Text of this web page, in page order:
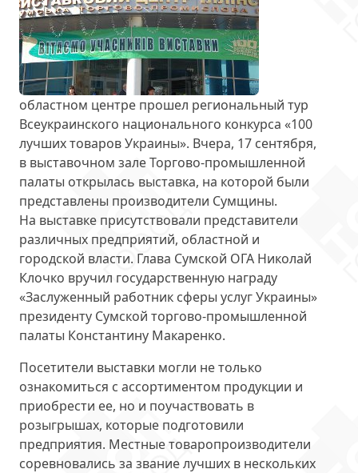
областном центре прошел региональный тур
Всеукраинского национального конкурса «100
лучших товаров Украины». Вчера, 17 сентября,
в выставочном зале Торгово-промышленной
палаты открылась выставка, на которой были
представлены производители Сумщины.
На выставке присутствовали представители
различных предприятий, областной и
городской власти. Глава Сумской ОГА Николай
Клочко вручил государственную награду
«Заслуженный работник сферы услуг Украины»
президенту Сумской торгово-промышленной
палаты Константину Макаренко.
Посетители выставки могли не только
ознакомиться с ассортиментом продукции и
приобрести ее, но и поучаствовать в
розыгрышах, которые подготовили
предприятия. Местные товаропроизводители
соревновались за звание лучших в нескольких